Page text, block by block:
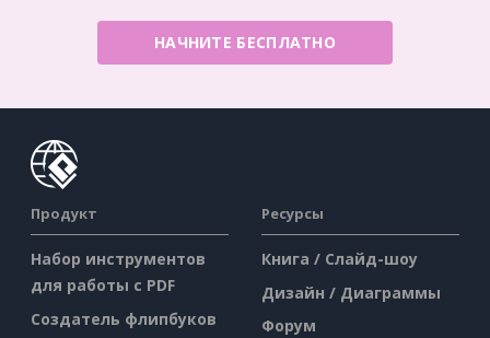
НАЧНИТЕ БЕСПЛАТНО
Продукт
Набор инструментов
для работы с PDF
Создатель флипбуков
Ресурсы
Книга / Слайд-шоу
Дизайн / Диаграммы
Форум